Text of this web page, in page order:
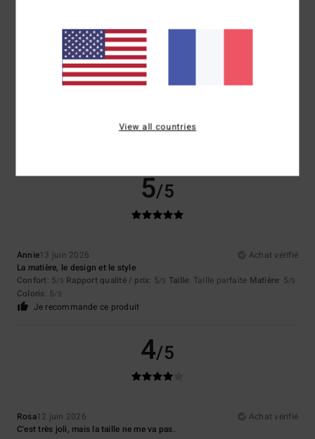
Taille
Trop petit Trop grand
5/5
Annie13 juin 2026
Achat vérifié
La matière, le design et le style
Confort: 5/5 Rapport qualité / prix: 5/5 Taille: Taille parfaite Matière: 5/5
Coloris: 5/5
Je recommande ce produit
4/5
Rosa12 juin 2026
Achat vérifié
C'est très joli, mais la taille ne me va pas.
View all countries